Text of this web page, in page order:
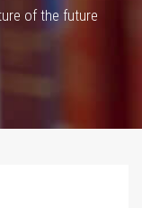
of the future